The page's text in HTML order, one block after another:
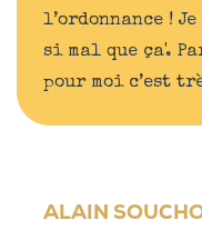
l’ordonnance !
si mal que ça'.
pour moi c’est
ALAIN